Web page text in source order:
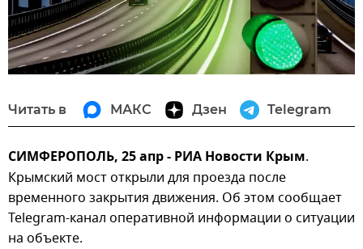
Читать в МАКС Дзен Telegram
СИМФЕРОПОЛЬ, 25 апр - РИА Новости Крым.
Крымский мост открыли для проезда после
временного закрытия движения. Об этом сообщает
Telegram-канал оперативной информации о ситуации
на объекте.